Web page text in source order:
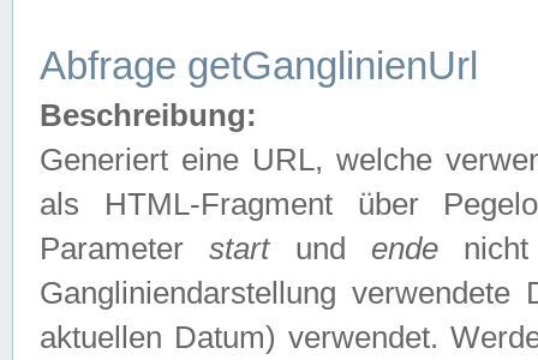
Abfrage getGanglinienUrl
Beschreibung:
Generiert eine URL, welche
als HTML-Fragment über
Parameterstartund endenicht
Gangliniendarstellung
aktuellen Datum) verwendet.